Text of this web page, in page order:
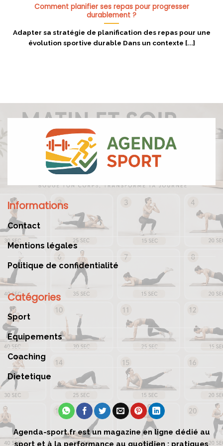
Comment planifier ses repas pour progresser
durablement ?
Adapter sa stratégie de planification des repas pour une
évolution sportive durable Dans un contexte [...]
Informations
Contact
Mentions légales
Politique de confidentialité
Catégories
Sport
Equipements
Coaching
Dietetique
Agenda-sport.fr est un magazine en ligne dédié au
sport et à la performance au quotidien : pratiques